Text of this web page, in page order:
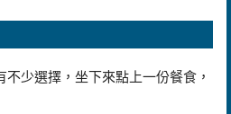
少選擇，坐下來點上一份餐食，